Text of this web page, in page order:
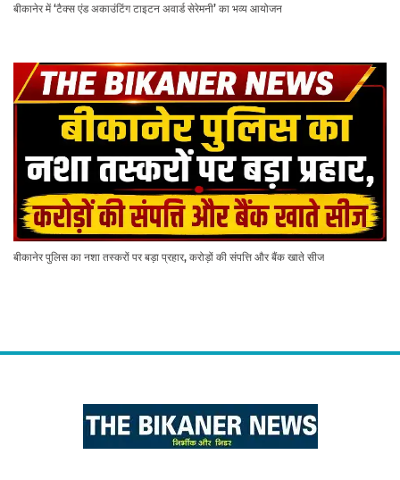
बीकानेर में ‘टैक्स एंड अकाउंटिंग टाइटन अवार्ड सेरेमनी’ का भव्य आयोजन
बीकानेर पुलिस का नशा तस्करों पर बड़ा प्रहार, करोड़ों की संपत्ति और बैंक खाते सीज